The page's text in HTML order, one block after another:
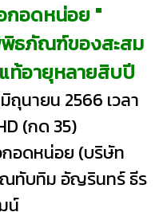
กอดหน่อย "
ธภัณฑ์ของสะสม
ท้อายุหลายสิบปี
ถุนายน 2566 เวลา
(กด 35)
อดหน่อย (บริษัท
ณทับทิม อัญรินทร์ ธีร
น์